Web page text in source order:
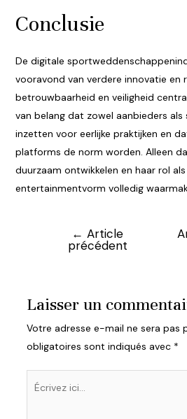
Conclusie
De digitale
vooravond van verdere innovatie en
betrouwbaarheid en veiligheid
van belang dat zowel aanbieders als
inzetten voor eerlijke praktijken en
platforms de norm worden. Alleen
duurzaam ontwikkelen en haar rol
entertainmentvorm volledig
Navigation
← Article
précédent
Laisser un
Votre adresse e-mail ne sera pas
obligatoires sont indiqués avec *